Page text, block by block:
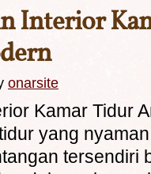
Interior
onarsite
Kamar Tidur
yang
tersendiri